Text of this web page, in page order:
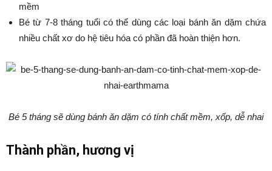
mềm
Bé từ 7-8 tháng tuổi có thể dùng các loại bánh ăn dặm chứa
nhiều chất xơ do hệ tiêu hóa có phần đã hoàn thiện hơn.
Bé 5 tháng sẽ dùng bánh ăn dặm có tính chất mềm, xốp, dễ nhai
Thành phần, hương vị